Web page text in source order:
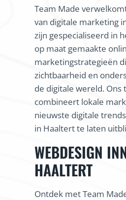
Team Made
van digitale marketing
zijn gespecialiseerd in
op maat gemaakte
marketingstrategieën
zichtbaarheid en
de digitale wereld. Ons
combineert lokale
nieuwste digitale
in Haaltert te laten
WEBDESIGN
HAALTERT
Ontdek met Team